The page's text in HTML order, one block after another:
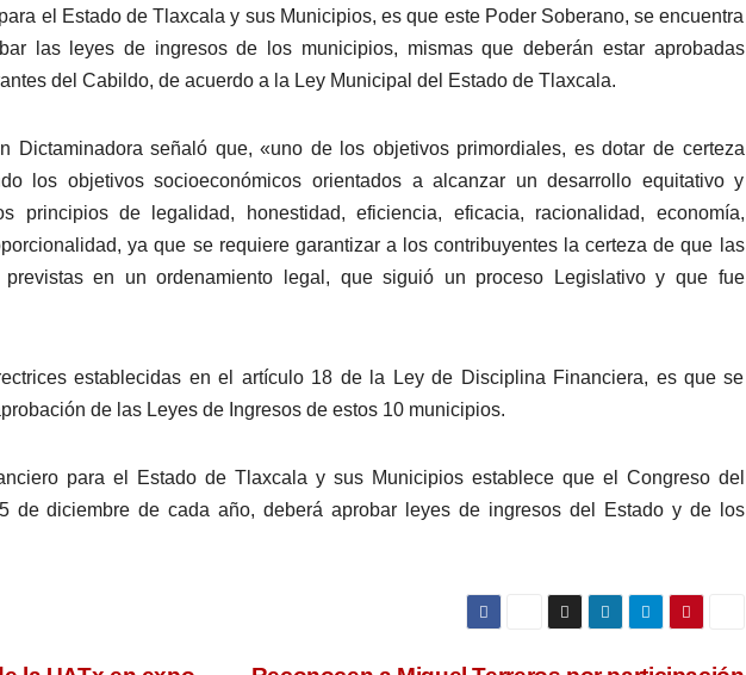
el Estado de Tlaxcala y sus Municipios, es que este Poder Soberano, se encuentra
las leyes de ingresos de los municipios, mismas que deberán estar aprobadas
del Cabildo, de acuerdo a la Ley Municipal del Estado de Tlaxcala.
Dictaminadora señaló que, «uno de los objetivos primordiales, es dotar de certeza
los objetivos socioeconómicos orientados a alcanzar un desarrollo equitativo y
principios de legalidad, honestidad, eficiencia, eficacia, racionalidad, economía,
ya que se requiere garantizar a los contribuyentes la certeza de que las
previstas en un ordenamiento legal, que siguió un proceso Legislativo y que fue
establecidas en el artículo 18 de la Ley de Disciplina Financiera, es que se
de las Leyes de Ingresos de estos 10 municipios.
para el Estado de Tlaxcala y sus Municipios establece que el Congreso del
de diciembre de cada año, deberá aprobar leyes de ingresos del Estado y de los